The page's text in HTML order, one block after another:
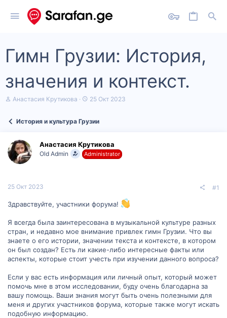
Гимн Грузии: История,
значения и контекст.
А
т
е
м
ы
Анастасия Крутикова
Д
а
ч
а
25 Окт 2023
История и культура Грузии
Анастасия Крутикова
Old Admin Administrator
25 Окт 2023 #1
Здравствуйте, участники форума!
Я всегда была заинтересована в музыкальной культуре разных
стран, и недавно мое внимание привлек гимн Грузии. Что вы
знаете о его истории, значении текста и контексте, в котором
он был создан? Есть ли какие-либо интересные факты или
аспекты, которые стоит учесть при изучении данного вопроса?
Если у вас есть информация или личный опыт, который может
помочь мне в этом исследовании, буду очень благодарна за
вашу помощь. Ваши знания могут быть очень полезными для
меня и других участников форума, которые также могут искать
подобную информацию.